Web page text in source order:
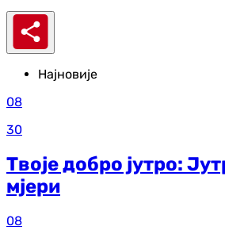
Најновије
08
30
Твоје добро јутро:
мјери
08